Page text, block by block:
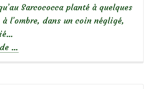
Sarcococca planté à quelques
l’ombre, dans un coin négligé,
à
…